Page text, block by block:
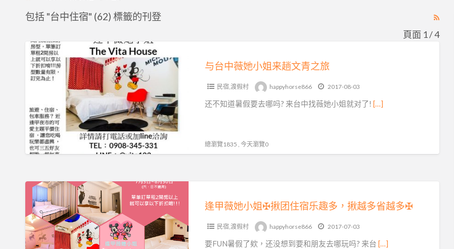
RSS
Feed
包括 "台中住宿" (62) 標籤的刊登
頁面 1 / 4
与
台
中
小
姐
来
趟
青
之
旅
与台中薇她小姐来趟文青之旅
民宿,渡假村 happyhorse866 2017-08-03
还不知道暑假要去哪吗? 来台中找薇她小姐就对了! […]
總瀏覽1835 , 今天瀏覽0
逢
甲
薇
她
小
逢甲薇她小姐✠揪团住宿乐趣多，揪越多省越多✠
民宿,渡假村 happyhorse866 2017-07-03
要FUN暑假了欸，还没想到要和朋友去哪玩吗? 来台 […]